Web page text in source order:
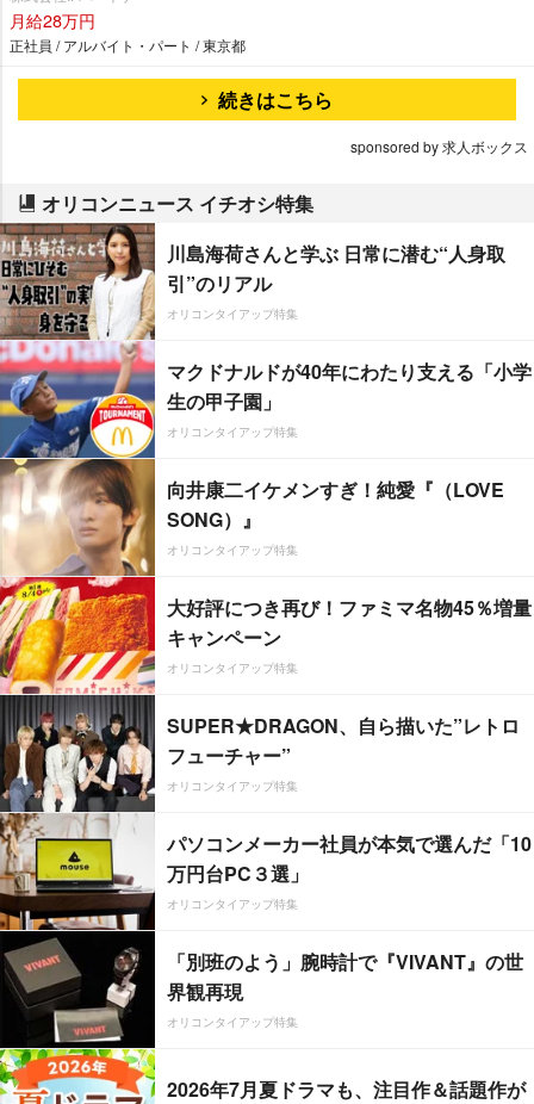
月給28万円
正社員 / アルバイト・パート / 東京都
続きはこちら
sponsored by 求人ボックス
オリコンニュース イチオシ特集
川島海荷さんと学ぶ 日常に潜む“人身取
引”のリアル
オリコンタイアップ特集
マクドナルドが40年にわたり支える「小学
生の甲子園」
オリコンタイアップ特集
向井康二イケメンすぎ！純愛『（LOVE
SONG）』
オリコンタイアップ特集
大好評につき再び！ファミマ名物45％増量
キャンペーン
オリコンタイアップ特集
SUPER★DRAGON、自ら描いた”レトロ
フューチャー”
オリコンタイアップ特集
パソコンメーカー社員が本気で選んだ「10
万円台PC３選」
オリコンタイアップ特集
「別班のよう」腕時計で『VIVANT』の世
界観再現
オリコンタイアップ特集
2026年7月夏ドラマも、注目作＆話題作が